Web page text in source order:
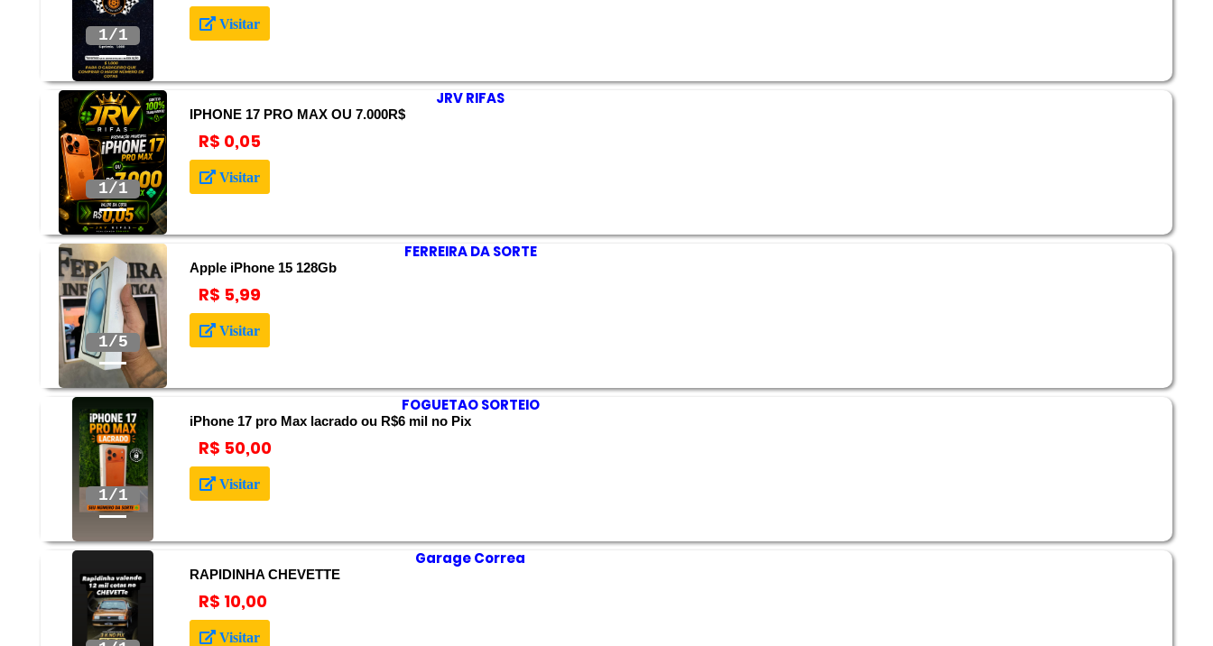
Anterior PróximoVisitar
Anterior Próximo
JRV RIFAS
IPHONE 17 PRO MAX OU 7.000R$
R$ 0,05
Visitar
2/5
Anterior Próximo
FERREIRA DA SORTE
Apple iPhone 15 128Gb
R$ 5,99
Visitar
Anterior Próximo
FOGUETAO SORTEIO
iPhone 17 pro Max lacrado ou R$6 mil no Pix
R$ 50,00
Visitar
Anterior Próximo
Garage Correa
RAPIDINHA CHEVETTE
R$ 10,00
Visitar